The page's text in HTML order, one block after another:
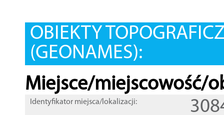
OBIEKTY
(GEONAMES):
Miejsce/miejscowość/
Identyfikator miejsca/lokalizacji: